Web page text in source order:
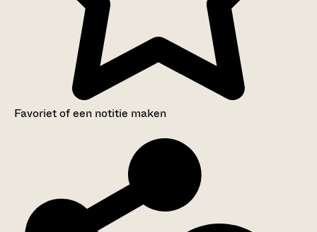
Favoriet of een notitie maken